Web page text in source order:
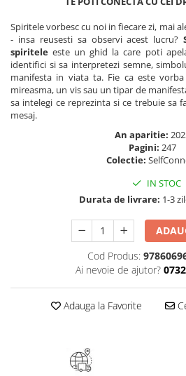
MedConnect
Medicina & Farmacie
Medicina Pentru Toti
SealfHealing
Sport
Biografii, Memorii, Jurnale
Carti pentru Adolescenti, Young
Crime, Thriller, Mistery
Spiritele vorbesc cu noi in fiecare zi, mai
- insa reusesti sa observi acest lucru?
spiritele este un ghid la care poti
identifici si sa interpretezi semne,
manifesta in viata ta. Fie ca este
mireasma, un vis sau un tipar de
sa intelegi ce reprezinta si ce trebuie sa
mesaj.
An aparitie:
Pagini: 247
Colectie:
IN STOC
Durata de livrare: 1-3
Cod Produs:
Ai nevoie de ajutor?
Adauga la Favorite